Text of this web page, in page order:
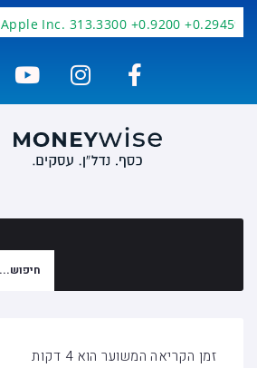
Inc. 313.3300 +0.9200 +0.2945%
זמן הקריאה המשוער הוא 4 דקות